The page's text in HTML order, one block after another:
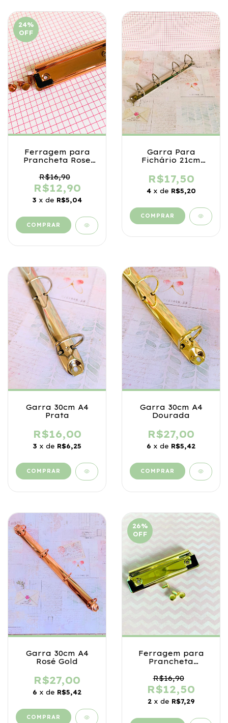
24%
OFF
Ferragem para
Prancheta Rose
R$16,90
R$12,90
3 x de R$5,04
Garra Para
Fichário 21cm
R$17,50
4 x de R$5,20
Garra 30cm A4
Prata
R$16,00
3 x de R$6,25
Garra 30cm A4
Dourada
R$27,00
6 x de R$5,42
Garra 30cm A4
Rosé Gold
R$27,00
6 x de R$5,42
26%
OFF
Ferragem para
Prancheta
R$16,90
R$12,50
2 x de R$7,29